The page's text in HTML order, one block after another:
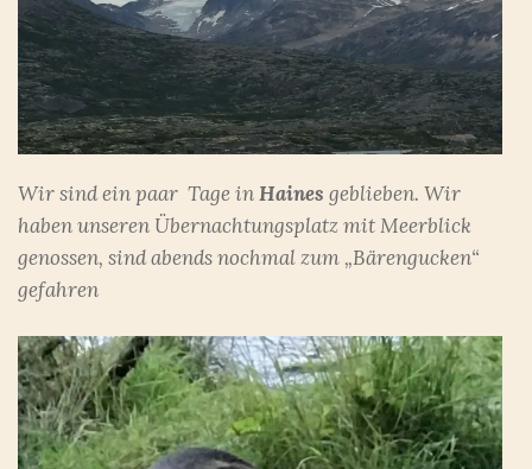
Wir sind ein paar Tage inHaines geblieben. Wir
haben unseren Übernachtungsplatz mit Meerblick
genossen, sind abends nochmal zum „Bärengucken“
gefahren